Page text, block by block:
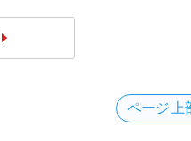
ページ上